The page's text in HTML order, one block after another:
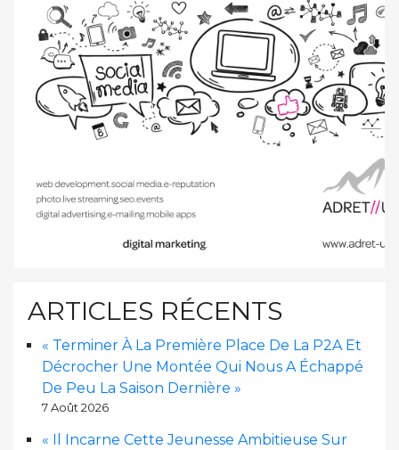
ARTICLES RÉCENTS
« Terminer À La Première Place De La P2A Et
Décrocher Une Montée Qui Nous A Échappé
De Peu La Saison Dernière »
7 Août 2026
« Il Incarne Cette Jeunesse Ambitieuse Sur